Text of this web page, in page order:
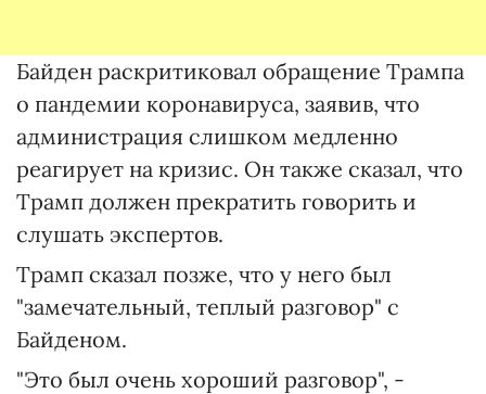
Байден раскритиковал обращение Трампа
о пандемии коронавируса, заявив, что
администрация слишком медленно
реагирует на кризис. Он также сказал, что
Трамп должен прекратить говорить и
слушать экспертов.
Трамп сказал позже, что у него был
"замечательный, теплый разговор" с
Байденом.
"Это был очень хороший разговор", -